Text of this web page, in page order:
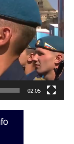
02:05